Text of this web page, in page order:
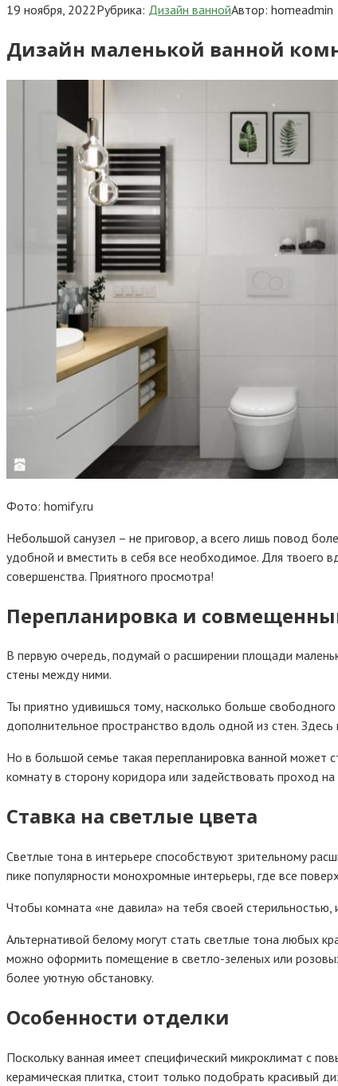
19 ноября, 2022Рубрика: Дизайн ваннойАвтор: homeadmin
Дизайн маленькой ванной
Фото: homify.ru
Небольшой санузел – не приговор, а всего лишь повод
удобной и вместить в себя все необходимое. Для твоего
совершенства. Приятного просмотра!
Перепланировка и
В первую очередь, подумай о расширении площади
стены между ними.
Ты приятно удивишься тому, насколько больше
дополнительное пространство вдоль одной из стен.
Но в большой семье такая перепланировка ванной может
комнату в сторону коридора или задействовать проход на
Ставка на светлые цвета
Светлые тона в интерьере способствуют зрительному
пике популярности монохромные интерьеры, где все
Чтобы комната «не давила» на тебя своей
Альтернативой белому могут стать светлые тона любых
можно оформить помещение в светло-зеленых или
более уютную обстановку.
Особенности отделки
Поскольку ванная имеет специфический микроклимат с
керамическая плитка, стоит только подобрать красивый